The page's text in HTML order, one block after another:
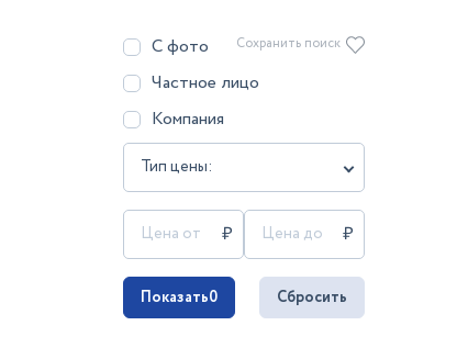
С фото
Частное лицо
Компания
Тип цены:
Сохранить поиск
Показать0 Сбросить